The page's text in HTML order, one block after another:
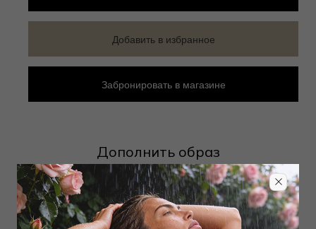
Дополнить образ
Добавить в избранное
Забронировать в магазине